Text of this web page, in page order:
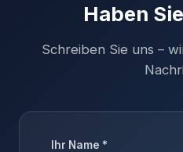
Haben
Schreiben Sie uns –
Ihr Name *